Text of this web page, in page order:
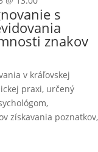
s
znakov
v kráľovskej
praxi, určený
získavania poznatkov,